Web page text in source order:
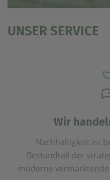
UNSER SERVICE
Wir
Nachhaltigkeit ist
Bestandteil der
moderne